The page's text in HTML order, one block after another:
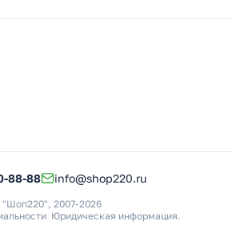
88-88 info@shop220.ru
2007-2026
Юридическая информация.